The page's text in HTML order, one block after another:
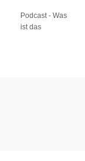
Podcast - Was
ist das